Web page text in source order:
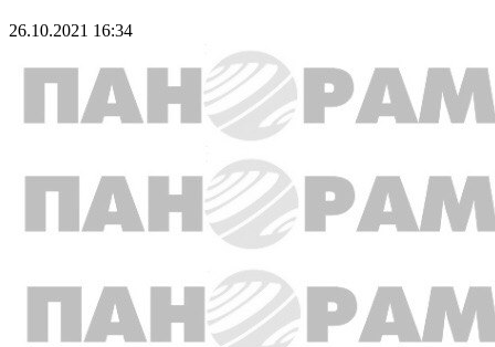
26.10.2021 16:34